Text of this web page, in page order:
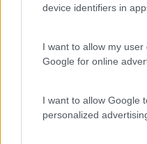
device identifiers in
I want to allow my
Google for online
I want to allow Google
personalized
MEDIDA
Provocamos e
implementação e